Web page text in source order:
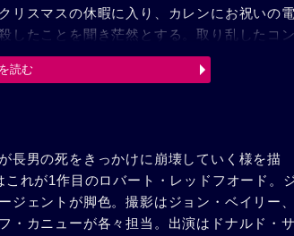
リスマスの休暇に入り、カレンにお祝いの電
したことを聞き茫然とする。取り乱したコン
け、コンラッドを苦しめている罪の意識から
ンを訪れ、好きだと告げた。ある晩居間にい
るだけだった。夜中に目を覚ましたベスは、
は家を出て行く。庭で1人立ちつくすカル
のままいつまでも抱き合うのだった。
読む
長男の死をきっかけに崩壊していく様を描
れが1作目のロバート・レッドフオード。
ジェントが脚色。撮影はジョン・ベイリー、
・カニューが各々担当。出演はドナルド・サ